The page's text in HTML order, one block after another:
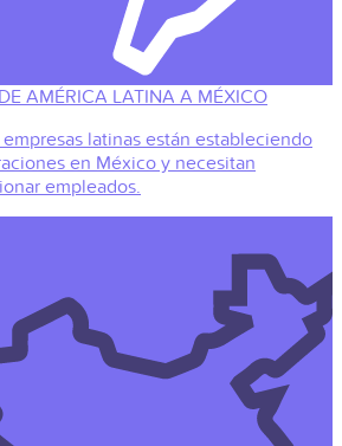
AMÉRICA LATINA A MÉXICO
empresas latinas están estableciendo
en México y necesitan
empleados.